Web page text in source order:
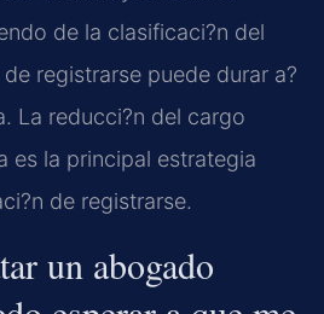
de la clasificaci?n del
registrarse puede durar a?
La reducci?n del cargo
es la principal estrategia
de registrarse.
un abogado